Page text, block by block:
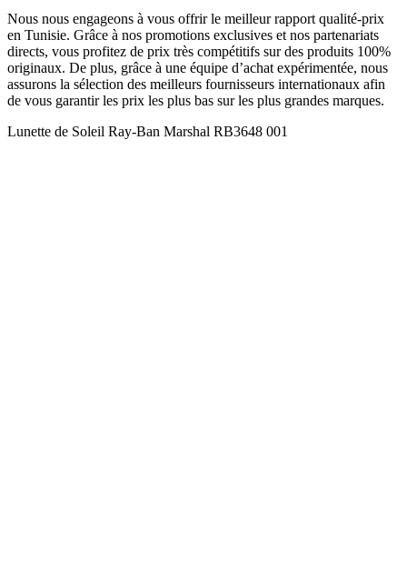
Nous nous engageons à vous offrir le meilleur rapport qualité-prix
en Tunisie. Grâce à nos promotions exclusives et nos partenariats
directs, vous profitez de prix très compétitifs sur des produits 100%
originaux. De plus, grâce à une équipe d’achat expérimentée, nous
assurons la sélection des meilleurs fournisseurs internationaux afin
de vous garantir les prix les plus bas sur les plus grandes marques.
Lunette de Soleil Ray-Ban Marshal RB3648 001